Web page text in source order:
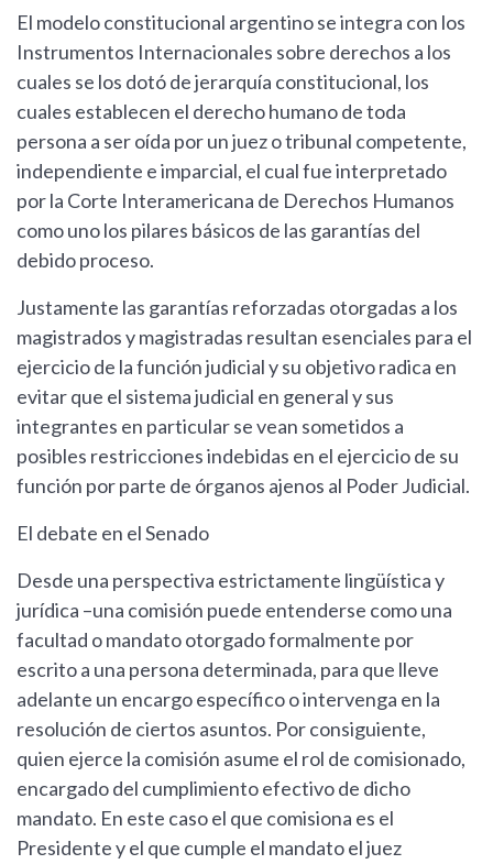
El modelo constitucional argentino se integra con los
Instrumentos Internacionales sobre derechos a los
cuales se los dotó de jerarquía constitucional, los
cuales establecen el derecho humano de toda
persona a ser oída por un juez o tribunal competente,
independiente e imparcial, el cual fue interpretado
por la Corte Interamericana de Derechos Humanos
como uno los pilares básicos de las garantías del
debido proceso.
Justamente las garantías reforzadas otorgadas a los
magistrados y magistradas resultan esenciales para el
ejercicio de la función judicial y su objetivo radica en
evitar que el sistema judicial en general y sus
integrantes en particular se vean sometidos a
posibles restricciones indebidas en el ejercicio de su
función por parte de órganos ajenos al Poder Judicial.
El debate en el Senado
Desde una perspectiva estrictamente lingüística y
jurídica –una comisión puede entenderse como una
facultad o mandato otorgado formalmente por
escrito a una persona determinada, para que lleve
adelante un encargo específico o intervenga en la
resolución de ciertos asuntos. Por consiguiente,
quien ejerce la comisión asume el rol de comisionado,
encargado del cumplimiento efectivo de dicho
mandato. En este caso el que comisiona es el
Presidente y el que cumple el mandato el juez